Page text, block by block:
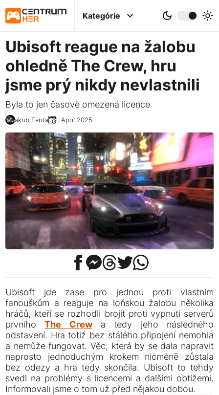
Kategórie
Ubisoft reague na žalobu
ohledně The Crew, hru
jsme prý nikdy nevlastnili
Byla to jen časově omezená licence
Jakub Fanta 11. Apríl 2025
Ubisoft jde zase pro jednou proti vlastním
fanouškům a reaguje na loňskou žalobu několika
hráčů, kteří se rozhodli brojit proti vypnutí serverů
prvníhoThe Crewa tedy jeho následného
odstavení. Hra totiž bez stálého připojení nemohla
a nemůže fungovat. Věc, která by se dala napravit
naprosto jednoduchým krokem nicméně zůstala
bez odezy a hra tedy skončila. Ubisoft to tehdy
svedl na problémy s licencemi a dalšími obtížemi.
Informovali jsme o tom už před nějakou dobou.